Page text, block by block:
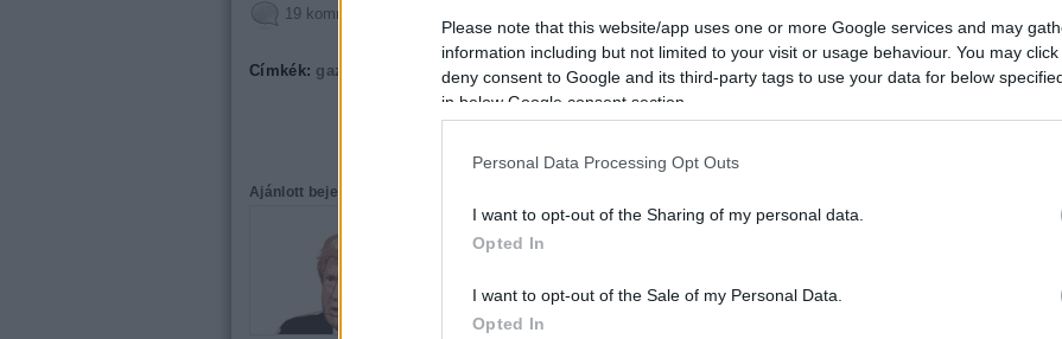
Please note that this website/app uses one or more Google services and may
information including but not limited to your visit or usage behaviour. You may
deny consent to Google and its third-party tags to use your data for below
in below Google consent section.
Personal Data Processing Opt Outs
I want to opt-out of the Sharing of my personal data.
Opted In
I want to opt-out of the Sale of my Personal Data.
Opted In
Tech
olyan,
19 komment
Címkék: gazdaság Ukrajna
Ajánlott bejegyzések: